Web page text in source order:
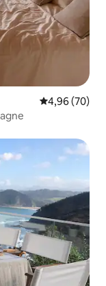
Évaluation
4,96 (70)